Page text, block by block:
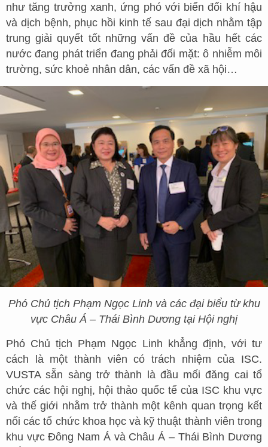
như tăng trưởng xanh, ứng phó với biến đổi khí hậu
và dịch bệnh, phục hồi kinh tế sau đại dịch nhằm tập
trung giải quyết tốt những vấn đề của hầu hết các
nước đang phát triển đang phải đối mặt: ô nhiễm môi
trường, sức khoẻ nhân dân, các vấn đề xã hội…
Phó Chủ tịch Phạm Ngọc Linh và các đại biểu từ khu
vực Châu Á – Thái Bình Dương tại Hội nghị
Phó Chủ tịch Phạm Ngọc Linh khẳng định, với tư
cách là một thành viên có trách nhiệm của ISC.
VUSTA sẵn sàng trở thành là đầu mối đăng cai tổ
chức các hội nghị, hội thảo quốc tế của ISC khu vực
và thế giới nhằm trở thành một kênh quan trọng kết
nối các tổ chức khoa học và kỹ thuật thành viên trong
khu vực Đông Nam Á và Châu Á – Thái Bình Dương